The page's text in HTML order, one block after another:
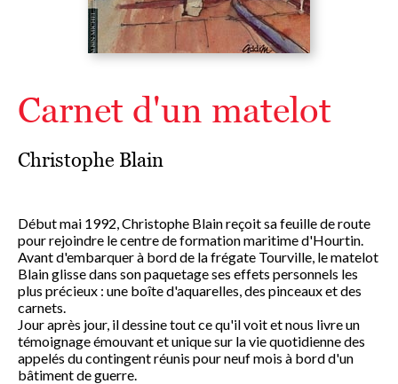
Carnet d'un matelot
Christophe Blain
Début mai 1992, Christophe Blain reçoit sa feuille de route
pour rejoindre le centre de formation maritime d'Hourtin.
Avant d'embarquer à bord de la frégate Tourville, le matelot
Blain glisse dans son paquetage ses effets personnels les
plus précieux : une boîte d'aquarelles, des pinceaux et des
carnets.
Jour après jour, il dessine tout ce qu'il voit et nous livre un
témoignage émouvant et unique sur la vie quotidienne des
appelés du contingent réunis pour neuf mois à bord d'un
bâtiment de guerre.